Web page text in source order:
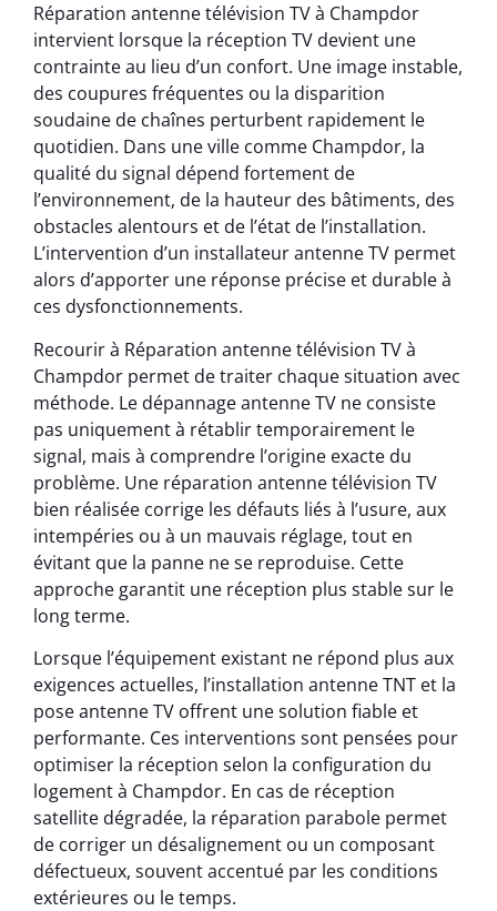
Réparation antenne télévision TV à Champdor
intervient lorsque la réception TV devient une
contrainte au lieu d’un confort. Une image instable,
des coupures fréquentes ou la disparition
soudaine de chaînes perturbent rapidement le
quotidien. Dans une ville comme Champdor, la
qualité du signal dépend fortement de
l’environnement, de la hauteur des bâtiments, des
obstacles alentours et de l’état de l’installation.
L’intervention d’un installateur antenne TV permet
alors d’apporter une réponse précise et durable à
ces dysfonctionnements.
Recourir à Réparation antenne télévision TV à
Champdor permet de traiter chaque situation avec
méthode. Le dépannage antenne TV ne consiste
pas uniquement à rétablir temporairement le
signal, mais à comprendre l’origine exacte du
problème. Une réparation antenne télévision TV
bien réalisée corrige les défauts liés à l’usure, aux
intempéries ou à un mauvais réglage, tout en
évitant que la panne ne se reproduise. Cette
approche garantit une réception plus stable sur le
long terme.
Lorsque l’équipement existant ne répond plus aux
exigences actuelles, l’installation antenne TNT et la
pose antenne TV offrent une solution fiable et
performante. Ces interventions sont pensées pour
optimiser la réception selon la configuration du
logement à Champdor. En cas de réception
satellite dégradée, la réparation parabole permet
de corriger un désalignement ou un composant
défectueux, souvent accentué par les conditions
extérieures ou le temps.